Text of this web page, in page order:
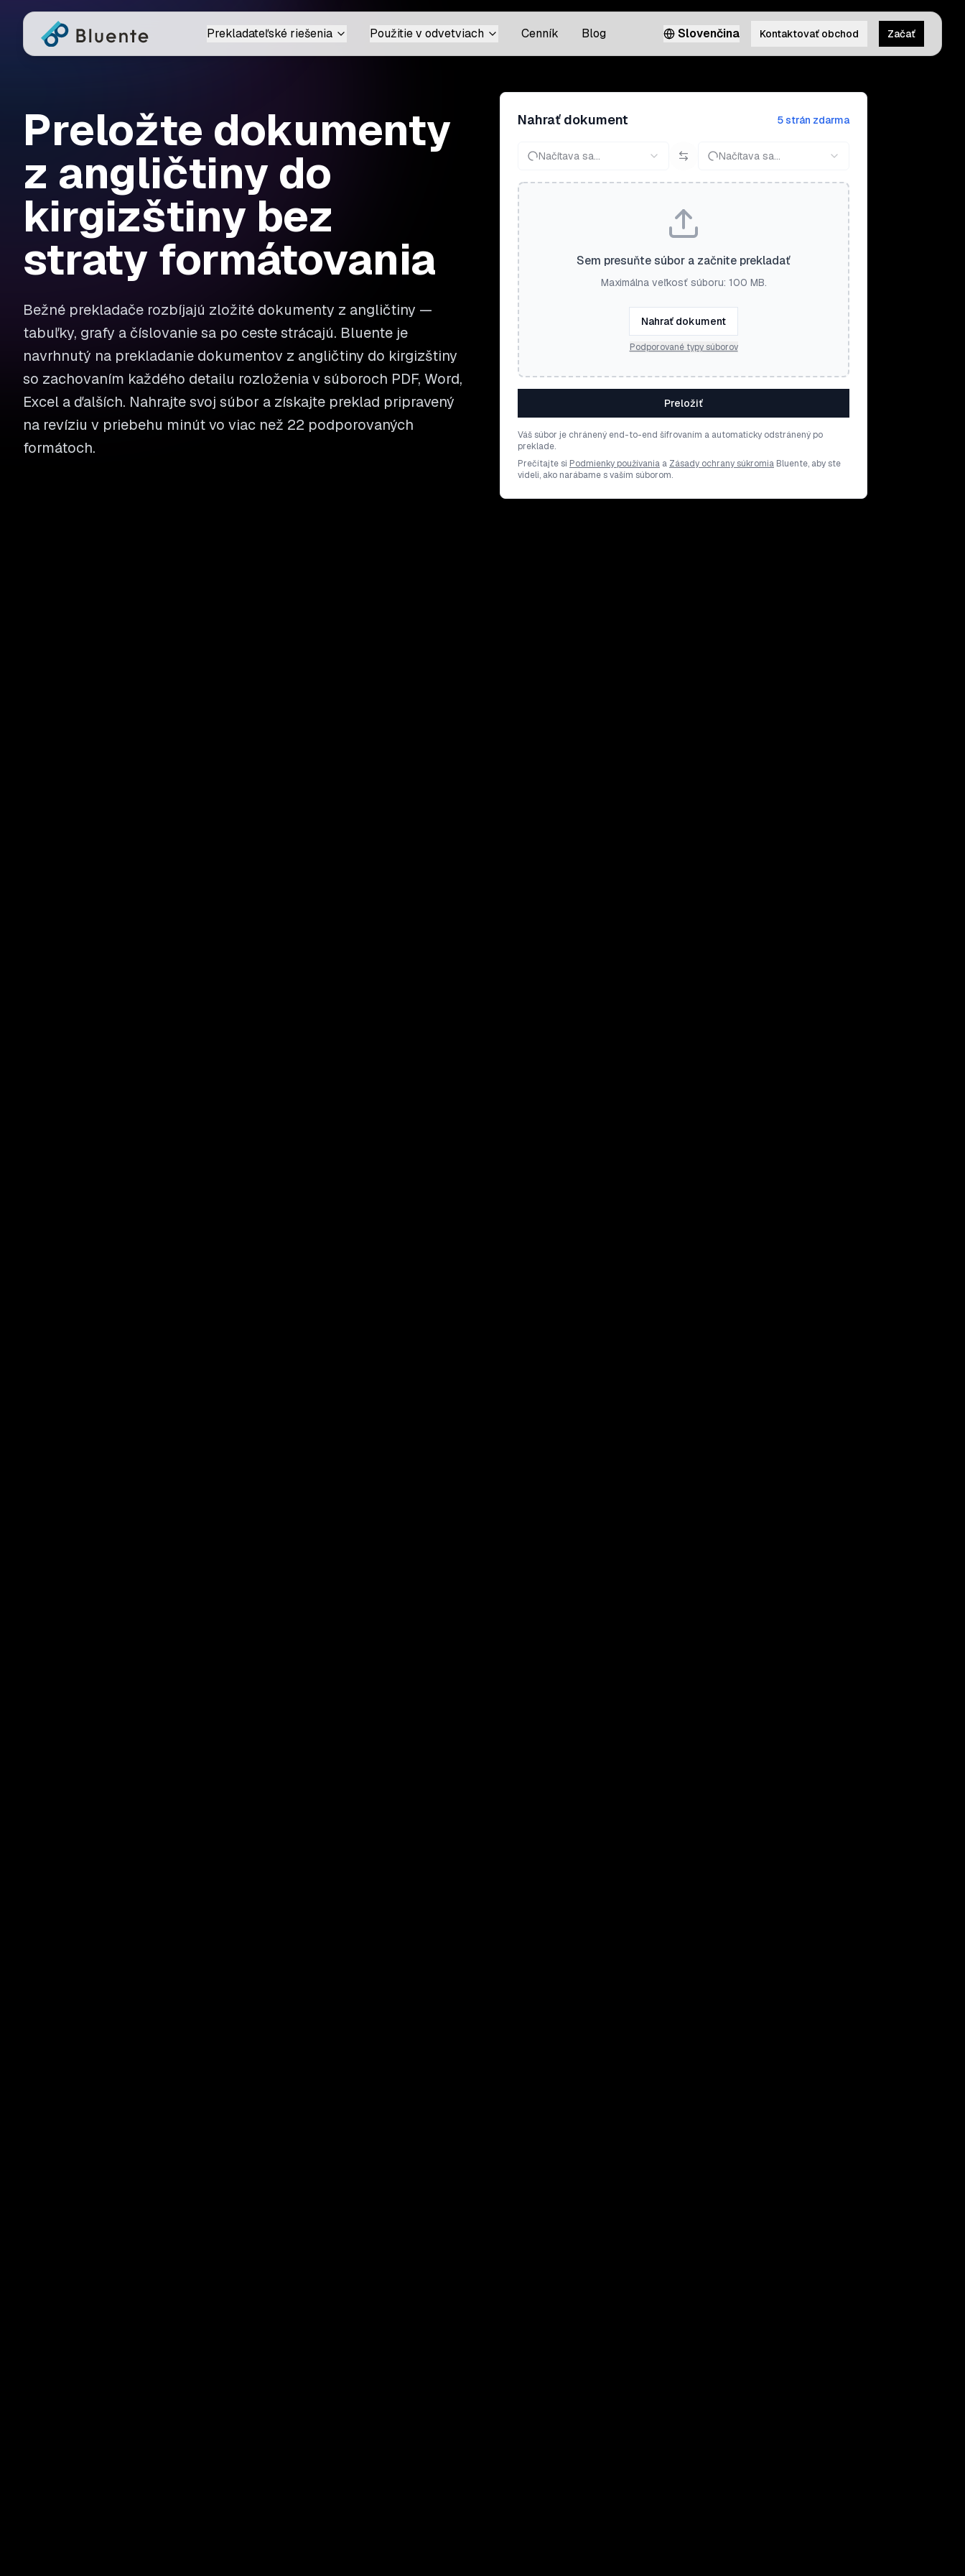
Prekladateľské riešenia Použitie v odvetviach Cenník Blog Slovenčina Kontaktovať obchod Začať
Preložte dokumenty
z angličtiny do
kirgizštiny bez
straty formátovania
Bežné prekladače rozbíjajú zložité dokumenty z angličtiny —
tabuľky, grafy a číslovanie sa po ceste strácajú. Bluente je
navrhnutý na prekladanie dokumentov z angličtiny do kirgizštiny
so zachovaním každého detailu rozloženia v súboroch PDF, Word,
Excel a ďalších. Nahrajte svoj súbor a získajte preklad pripravený
na revíziu v priebehu minút vo viac než 22 podporovaných
formátoch.
Nahrať dokument 5 strán zdarma
Načítava sa... Načítava sa...
Sem presuňte súbor a začnite prekladať
Maximálna veľkosť súboru: 100 MB.
Nahrať dokument
Podporované typy súborov
Preložiť
Váš súbor je chránený end-to-end šifrovaním a automaticky odstránený po
preklade.
Prečítajte si Podmienky používania a Zásady ochrany súkromia Bluente, aby ste
videli, ako narábame s vaším súborom.